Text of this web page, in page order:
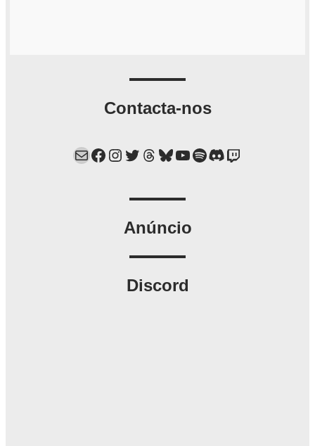
Contacta-nos
Mail Facebook Instagram Twitter Threads Bluesky YouTube Spotify Discord Twitch
Anúncio
Discord